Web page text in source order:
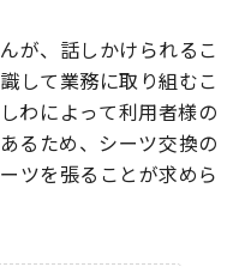
が、話しかけられるこ
して業務に取り組むこ
しわによって利用者様の
るため、 シーツ交換の
ツを張ることが求めら